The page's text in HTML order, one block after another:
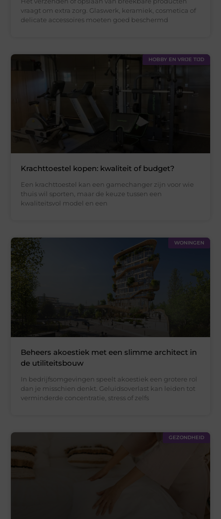
vraagt om extra zorg. Glaswerk, keramiek, cosmetica of
delicate accessoires moeten goed beschermd
HOBBY EN VRIJE TIJD
Krachttoestel kopen: kwaliteit of budget?
Een krachttoestel kan een gamechanger zijn voor wie
thuis wil sporten, maar de keuze tussen een
kwaliteitsvol model en een
WONINGEN
Beheers akoestiek met een slimme architect in
de utiliteitsbouw
In bedrijfsomgevingen speelt akoestiek een grotere rol
dan je misschien denkt. Geluidsoverlast kan leiden tot
verminderde concentratie, stress of zelfs
GEZONDHEID